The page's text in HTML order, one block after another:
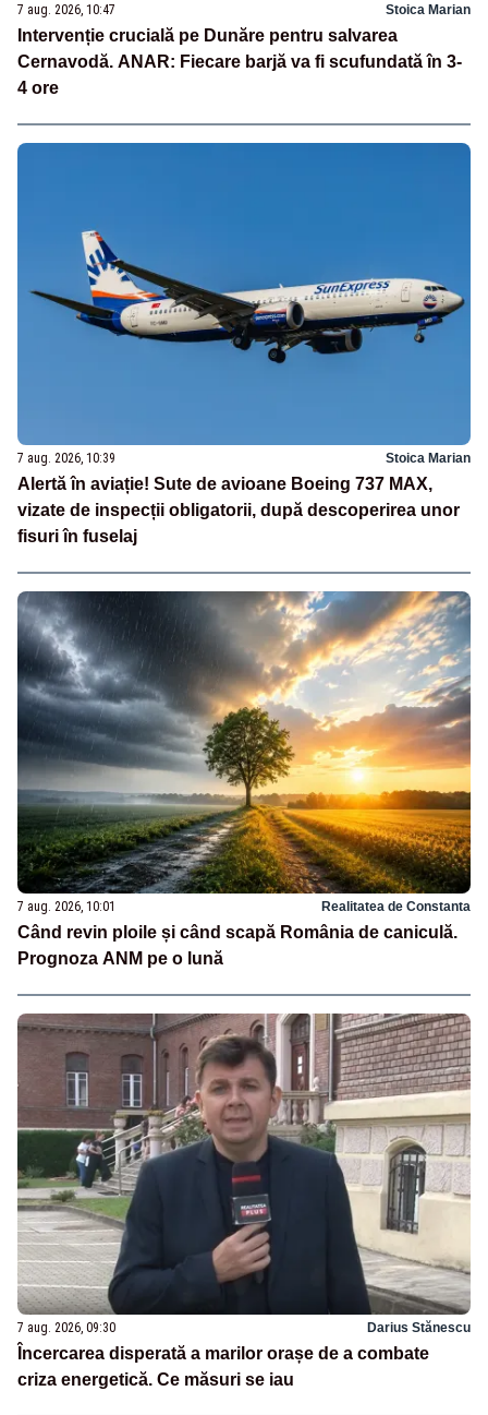
7 aug. 2026, 10:47 Stoica Marian
Intervenție crucială pe Dunăre pentru salvarea
Cernavodă. ANAR: Fiecare barjă va fi scufundată în 3-
4 ore
7 aug. 2026, 10:39 Stoica Marian
Alertă în aviație! Sute de avioane Boeing 737 MAX,
vizate de inspecții obligatorii, după descoperirea unor
fisuri în fuselaj
7 aug. 2026, 10:01 Realitatea de Constanta
Când revin ploile și când scapă România de caniculă.
Prognoza ANM pe o lună
7 aug. 2026, 09:30 Darius Stănescu
Încercarea disperată a marilor orașe de a combate
criza energetică. Ce măsuri se iau